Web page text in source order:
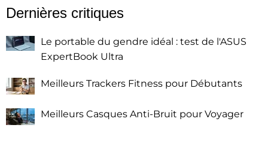
Dernières critiques
Le portable du gendre idéal : test de l'ASUS
ExpertBook Ultra
Meilleurs Trackers Fitness pour Débutants
Meilleurs Casques Anti-Bruit pour Voyager